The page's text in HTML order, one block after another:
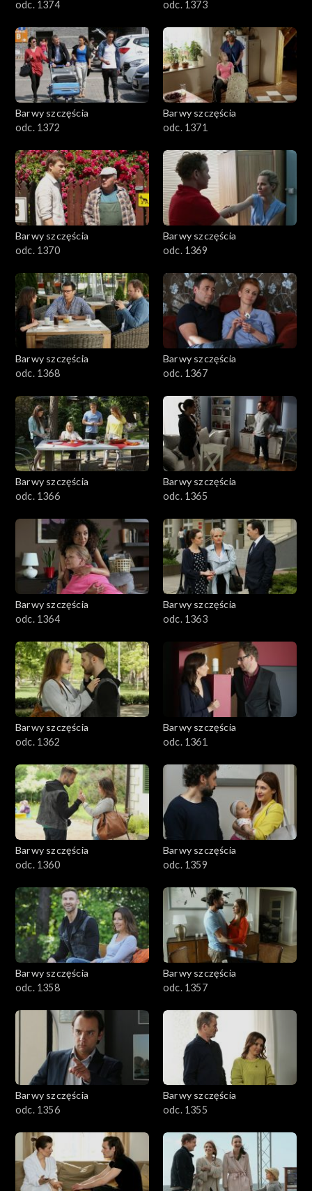
odc. 1374 odc. 1373
Barwy szczęścia
odc. 1372
Barwy szczęścia
odc. 1371
Barwy szczęścia
odc. 1370
Barwy szczęścia
odc. 1369
Barwy szczęścia
odc. 1368
Barwy szczęścia
odc. 1367
Barwy szczęścia
odc. 1366
Barwy szczęścia
odc. 1365
Barwy szczęścia
odc. 1364
Barwy szczęścia
odc. 1363
Barwy szczęścia
odc. 1362
Barwy szczęścia
odc. 1361
Barwy szczęścia
odc. 1360
Barwy szczęścia
odc. 1359
Barwy szczęścia
odc. 1358
Barwy szczęścia
odc. 1357
Barwy szczęścia
odc. 1356
Barwy szczęścia
odc. 1355